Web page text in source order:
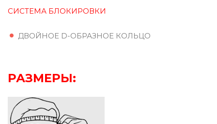
СИСТЕМА БЛОКИРОВКИ
ДВОЙНОЕ D-ОБРАЗНОЕ КОЛЬЦО
РАЗМЕРЫ: